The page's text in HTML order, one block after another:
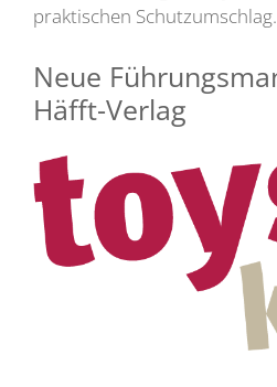
praktischen Schutzumschlag.
Neue
Häfft-Verlag